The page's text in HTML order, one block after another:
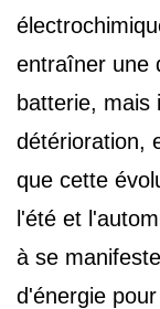
entraîner une
batterie, mais
détérioration,
que cette
l'été et
à se
d'énergie